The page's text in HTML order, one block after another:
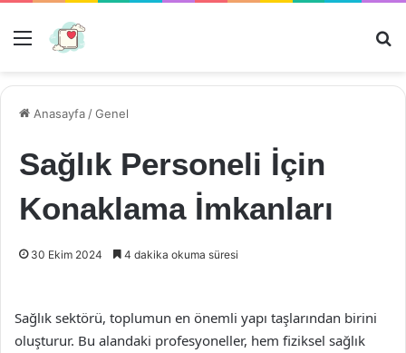
Menü
Anasayfa /Genel
Sağlık Personeli İçin
Konaklama İmkanları
30 Ekim 2024 4 dakika okuma süresi
Sağlık sektörü, toplumun en önemli yapı taşlarından birini
oluşturur. Bu alandaki profesyoneller, hem fiziksel sağlık